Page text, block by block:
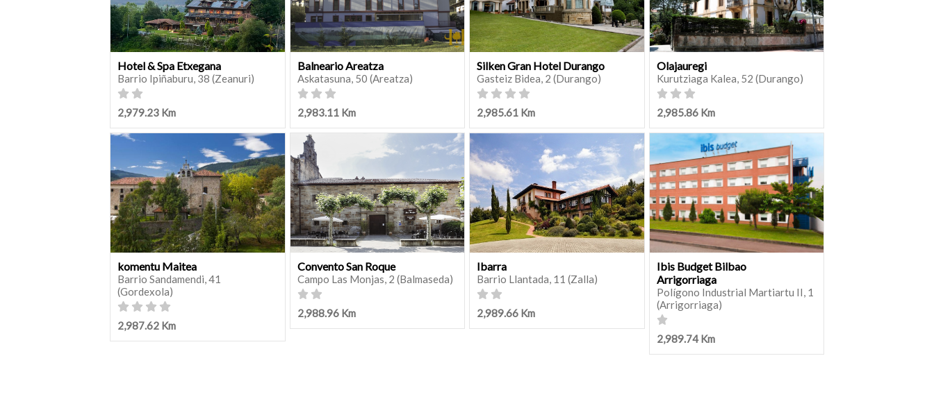
Hotel & Spa Etxegana
Barrio Ipiñaburu, 38 (Zeanuri)
2,979.23 Km
Balneario Areatza
Askatasuna, 50 (Areatza)
2,983.11 Km
Silken Gran Hotel Durango
Gasteiz Bidea, 2 (Durango)
2,985.61 Km
Olajauregi
Kurutziaga Kalea, 52 (Durango)
2,985.86 Km
komentu Maitea
Barrio Sandamendi, 41
(Gordexola)
2,987.62 Km
Convento San Roque
Campo Las Monjas, 2 (Balmaseda)
2,988.96 Km
Ibarra
Barrio Llantada, 11 (Zalla)
2,989.66 Km
Ibis Budget Bilbao
Arrigorriaga
Polígono Industrial Martiartu II, 1
(Arrigorriaga)
2,989.74 Km